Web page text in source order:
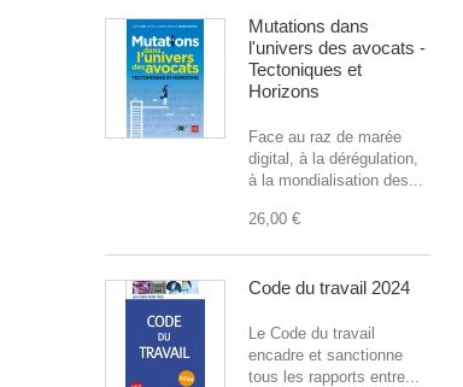
Mutations dans
l'univers des avocats -
Tectoniques et
Horizons
Face au raz de marée
digital, à la dérégulation,
à la mondialisation des...
26,00 €
Code du travail 2024
Le Code du travail
encadre et sanctionne
tous les rapports entre...